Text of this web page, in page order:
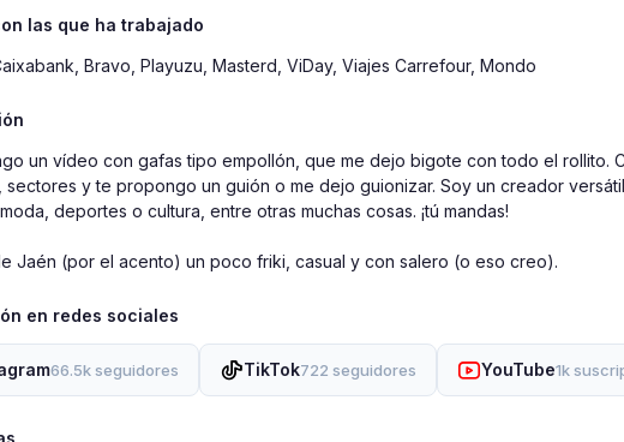
las que ha trabajado
Bravo, Playuzu, Masterd, ViDay, Viajes Carrefour, Mondo
un vídeo con gafas tipo empollón, que me dejo bigote con todo el rollito.
sectores y te propongo un guión o me dejo guionizar. Soy un creador
deportes o cultura, entre otras muchas cosas. ¡tú mandas!
Jaén (por el acento) un poco friki, casual y con salero (o eso creo).
en redes sociales
66.5k seguidores TikTok722 seguidores YouTube1k